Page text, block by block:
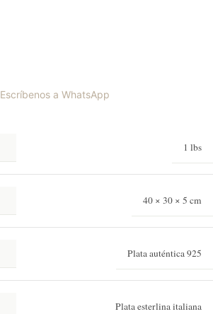
Escríbenos a WhatsApp
1 lbs
40 × 30 × 5 cm
Plata auténtica 925
Plata esterlina italiana